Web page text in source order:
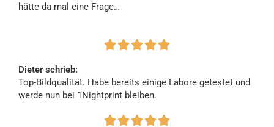
hätte da mal eine Frage…
    
Dieter schrieb:
Top-Bildqualität. Habe bereits einige Labore getestet und
werde nun bei 1Nightprint bleiben.
    